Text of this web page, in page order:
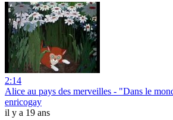
2:14
Alice au pays des merveilles - "Dans le
enricogay
il y a 19 ans